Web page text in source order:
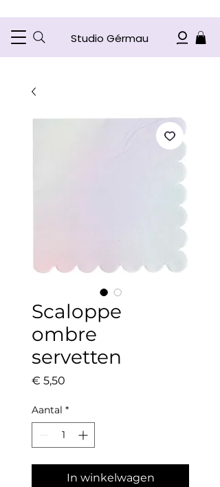
Studio Gérmau
Scaloppe
ombre
servetten
€ 5,50
Aantal *
In winkelwagen